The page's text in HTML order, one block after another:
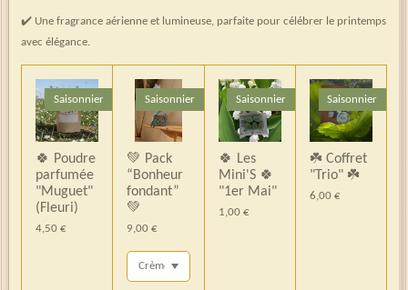
✔️ Une fragrance aérienne et lumineuse, parfaite pour célébrer le printemps
avec élégance.
Saisonnier
🍀 Poudre
parfumée
"Muguet"
(Fleuri)
4,50 €
Saisonnier
💚 Pack
“Bonheur
fondant”
💚
9,00 €
Saisonnier
🍀 Les
Mini'S 🍀
"1er Mai"
1,00 €
Saisonnier
☘️ Coffret
"Trio" ☘️
6,00 €